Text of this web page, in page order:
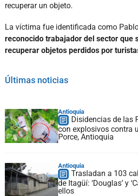
recuperar un objeto.
La víctima fue identificada como
reconocido trabajador del sector que
recuperar objetos perdidos por
Últimas noticias
Antioquia
Disidencias de las
con explosivos contra
Porce, Antioquia
Antioquia
Trasladan a 103
de Itagüí: ‘Douglas’ y
ellos